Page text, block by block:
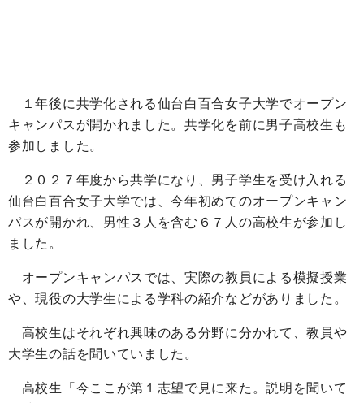
１年後に共学化される仙台白百合女子大学でオープン
キャンパスが開かれました。共学化を前に男子高校生も
参加しました。
２０２７年度から共学になり、男子学生を受け入れる
仙台白百合女子大学では、今年初めてのオープンキャン
パスが開かれ、男性３人を含む６７人の高校生が参加し
ました。
オープンキャンパスでは、実際の教員による模擬授業
や、現役の大学生による学科の紹介などがありました。
高校生はそれぞれ興味のある分野に分かれて、教員や
大学生の話を聞いていました。
高校生「今ここが第１志望で見に来た。説明を聞いて